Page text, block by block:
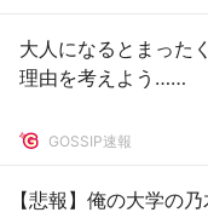
大人になるとまった
理由を考えよう……
GOSSIP速報
【悲報】俺の大学の